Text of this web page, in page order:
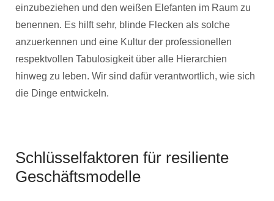
einzubeziehen und den weißen Elefanten im Raum zu
benennen. Es hilft sehr, blinde Flecken als solche
anzuerkennen und eine Kultur der professionellen
respektvollen Tabulosigkeit über alle Hierarchien
hinweg zu leben. Wir sind dafür verantwortlich, wie sich
die Dinge entwickeln.
Schlüsselfaktoren für resiliente
Geschäftsmodelle